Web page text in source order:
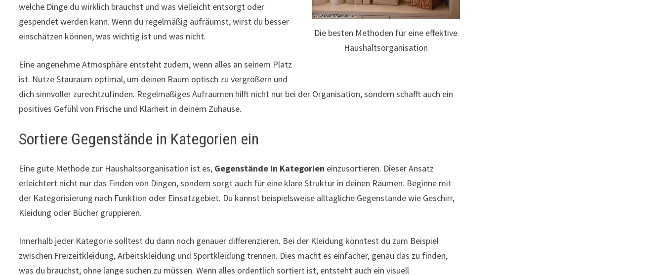
Die besten Methoden für eine effektive
Haushaltsorganisation
welche Dinge du wirklich brauchst und was vielleicht entsorgt oder
gespendet werden kann. Wenn du regelmäßig aufräumst, wirst du besser
einschätzen können, was wichtig ist und was nicht.
Eine angenehme Atmosphäre entsteht zudem, wenn alles an seinem Platz
ist. Nutze Stauraum optimal, um deinen Raum optisch zu vergrößern und
dich sinnvoller zurechtzufinden. Regelmäßiges Aufräumen hilft nicht nur bei der Organisation, sondern schafft auch ein
positives Gefühl von Frische und Klarheit in deinem Zuhause.
Sortiere Gegenstände in Kategorien ein
Eine gute Methode zur Haushaltsorganisation ist es, Gegenstände in Kategorien einzusortieren. Dieser Ansatz
erleichtert nicht nur das Finden von Dingen, sondern sorgt auch für eine klare Struktur in deinen Räumen. Beginne mit
der Kategorisierung nach Funktion oder Einsatzgebiet. Du kannst beispielsweise alltägliche Gegenstände wie Geschirr,
Kleidung oder Bücher gruppieren.
Innerhalb jeder Kategorie solltest du dann noch genauer differenzieren. Bei der Kleidung könntest du zum Beispiel
zwischen Freizeitkleidung, Arbeitskleidung und Sportkleidung trennen. Dies macht es einfacher, genau das zu finden,
was du brauchst, ohne lange suchen zu müssen. Wenn alles ordentlich sortiert ist, entsteht auch ein visuell